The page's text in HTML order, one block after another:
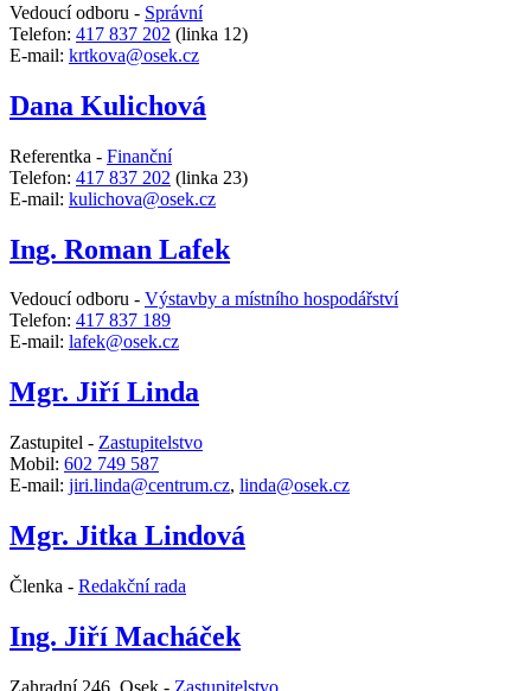
Vedoucí odboru - Správní
Telefon: 417 837 202 (linka 12)
E-mail: krtkova@osek.cz
Dana Kulichová
Referentka - Finanční
Telefon: 417 837 202 (linka 23)
E-mail: kulichova@osek.cz
Ing. Roman Lafek
Vedoucí odboru - Výstavby a místního hospodářství
Telefon: 417 837 189
E-mail: lafek@osek.cz
Mgr. Jiří Linda
Zastupitel - Zastupitelstvo
Mobil: 602 749 587
E-mail: jiri.linda@centrum.cz, linda@osek.cz
Mgr. Jitka Lindová
Členka - Redakční rada
Ing. Jiří Macháček
Zahradní 246, Osek - Zastupitelstvo